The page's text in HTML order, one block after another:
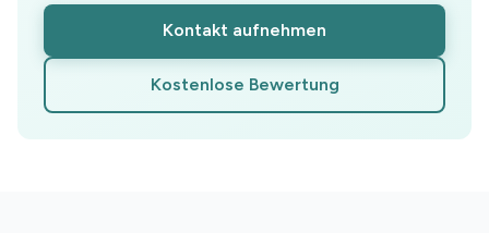
Kontakt aufnehmen
Kostenlose Bewertung